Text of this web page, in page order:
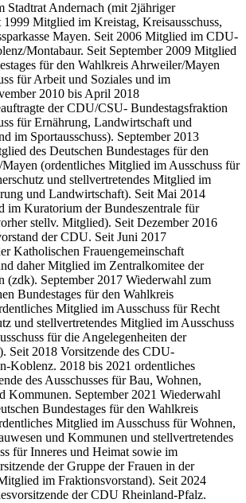
Stadtrat Andernach (mit 2jähriger
Mitglied im Kreistag, Kreisausschuss,
Mayen. Seit 2006 Mitglied im CDU-
Montabaur. Seit September 2009 Mitglied
für den Wahlkreis Ahrweiler/Mayen
für Arbeit und Soziales und im
2010 bis April 2018
der CDU/CSU- Bundestagsfraktion
für Ernährung, Landwirtschaft und
im Sportausschuss). September 2013
des Deutschen Bundestages für den
(ordentliches Mitglied im Ausschuss für
und stellvertretendes Mitglied im
und Landwirtschaft). Seit Mai 2014
im Kuratorium der Bundeszentrale für
stellv. Mitglied). Seit Dezember 2016
der CDU. Seit Juni 2017
Katholischen Frauengemeinschaft
daher Mitglied im Zentralkomitee der
(zdk). September 2017 Wiederwahl zum
Bundestages für den Wahlkreis
Mitglied im Ausschuss für Recht
und stellvertretendes Mitglied im Ausschuss
für die Angelegenheiten der
Seit 2018 Vorsitzende des CDU-
Koblenz. 2018 bis 2021 ordentliches
des Ausschusses für Bau, Wohnen,
Kommunen. September 2021 Wiederwahl
Bundestages für den Wahlkreis
Mitglied im Ausschuss für Wohnen,
und Kommunen und stellvertretendes
für Inneres und Heimat sowie im
der Gruppe der Frauen in der
im Fraktionsvorstand). Seit 2024
der CDU Rheinland-Pfalz.